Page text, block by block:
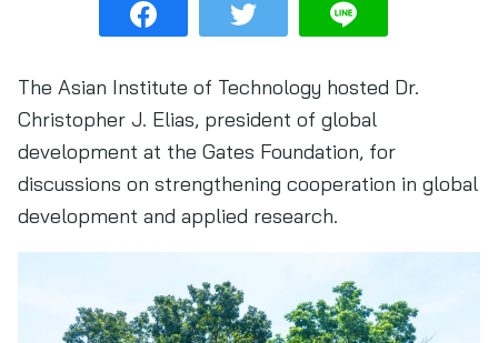
The Asian Institute of Technology hosted Dr.
Christopher J. Elias, president of global
development at the Gates Foundation, for
discussions on strengthening cooperation in global
development and applied research.